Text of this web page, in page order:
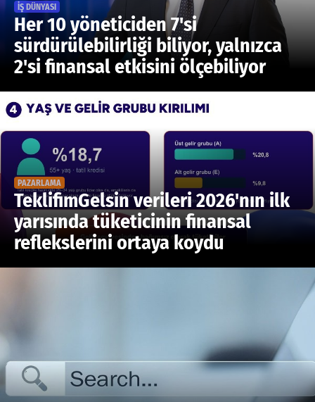
İŞ DÜNYASI
Her 10 yöneticiden 7'si
sürdürülebilirliği biliyor, yalnızca
2'si finansal etkisini ölçebiliyor
PAZARLAMA
TeklifimGelsin verileri 2026'nın ilk
yarısında tüketicinin finansal
reflekslerini ortaya koydu